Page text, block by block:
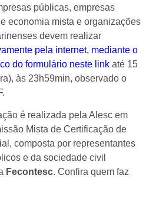
públicas, empresas
economia mista e organizações
devem realizar
pela internet, mediante o
do formulário neste link até 15
às 23h59min, observado o
é realizada pela Alesc em
Mista de Certificação de
composta por representantes
e da sociedade civil
Fecontesc. Confira quem faz